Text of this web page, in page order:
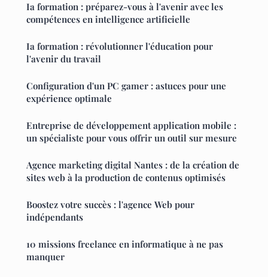
Ia formation : préparez-vous à l'avenir avec les
compétences en intelligence artificielle
Ia formation : révolutionner l'éducation pour
l'avenir du travail
Configuration d'un PC gamer : astuces pour une
expérience optimale
Entreprise de développement application mobile :
un spécialiste pour vous offrir un outil sur mesure
Agence marketing digital Nantes : de la création de
sites web à la production de contenus optimisés
Boostez votre succès : l'agence Web pour
indépendants
10 missions freelance en informatique à ne pas
manquer